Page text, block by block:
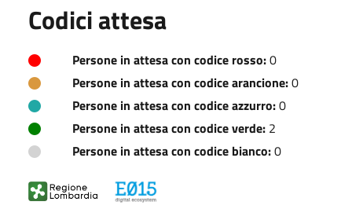
Codici attesa
Persone in attesa con codice rosso:0
Persone in attesa con codice arancione:0
Persone in attesa con codice azzurro:0
Persone in attesa con codice verde: 2
Persone in attesa con codice bianco:0